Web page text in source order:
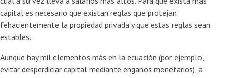
capital es necesario que existan reglas que protejan
fehacientemente la propiedad privada y que estas reglas sean
estables.
Aunque hay mil elementos más en la ecuación (por ejemplo,
evitar desperdiciar capital mediante engaños monetarios), a